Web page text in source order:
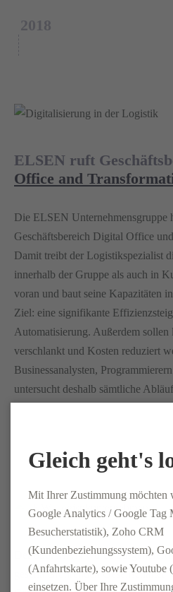
2018
ELSEN ruft
Office and
Die ELSEN Unternehmensgruppe
Geschäftsbereich Digital Office
Damit treibt der Logistikspezialist
innerhalb der Gruppe als auch in
voran und baut seine Kapazitäten
Ziel: eine signifikante
Automatisierung. Außerdem sollen
verschlankt und Kosten reduziert
Businessanalysten,
untersucht deshalb sämtliche
Der 850. MAN wurde ausgeliefert!
geschäftsführenden Gesellschafter
Gleich geht's
Mit Ihrer Zustimmung möchten
Google Analytics / Google Tag
Besucherstatistik), Zoho CRM
(Kundenbeziehungssystem),
(Anfahrtskarte), sowie Youtube
einsetzen. Über Ihre